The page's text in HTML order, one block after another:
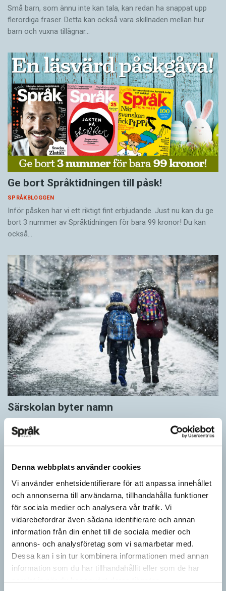
Denna webbplats använder cookies
Vi använder enhetsidentifierare för att anpassa innehållet
och annonserna till användarna, tillhandahålla funktioner
för sociala medier och analysera vår trafik. Vi
vidarebefordrar även sådana identifierare och annan
information från din enhet till de sociala medier och
annons- och analysföretag som vi samarbetar med.
Dessa kan i sin tur kombinera informationen med annan
information som du har tillhandahållit eller som de har
samlat in när du har använt deras tjänster.
Små barn, som ännu inte kan tala, kan redan ha snappat upp
flerordiga fraser. Detta kan också vara skillnaden mellan hur
barn och vuxna tillägnar…
Ge bort Språktidningen till påsk!
SPRÅKBLOGGEN
Inför påsken har vi ett riktigt fint erbjudande. Just nu kan du ge
bort 3 nummer av Språktidningen för bara 99 kronor! Du kan
också…
Särskolan byter namn
Grundsärskola byter namn till anpassad grundskola och
gymnasiesärskolan till anpassad gymnasieskola. En som har